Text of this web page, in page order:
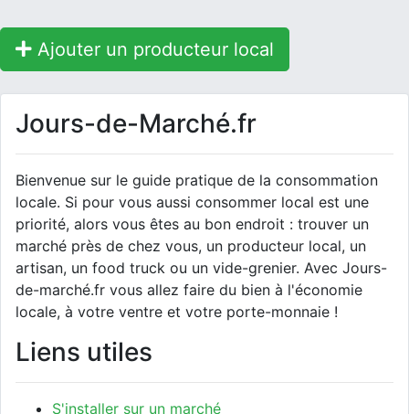
Ajouter un producteur local
Jours-de-Marché.fr
Bienvenue sur le guide pratique de la consommation
locale. Si pour vous aussi consommer local est une
priorité, alors vous êtes au bon endroit : trouver un
marché près de chez vous, un producteur local, un
artisan, un food truck ou un vide-grenier. Avec Jours-
de-marché.fr vous allez faire du bien à l'économie
locale, à votre ventre et votre porte-monnaie !
Liens utiles
S'installer sur un marché